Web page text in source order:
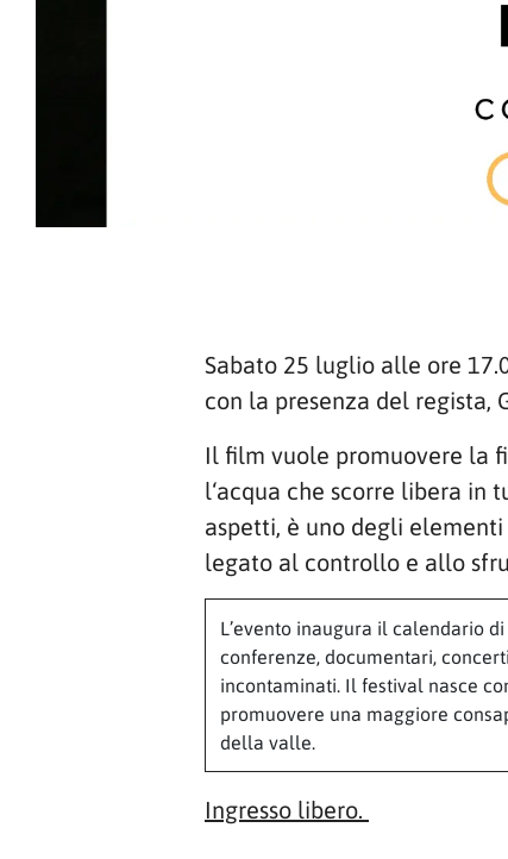
Sabato 25 luglio alle ore
con la presenza del regista,
Il film vuole promuovere la
l‘acqua che scorre libera in
aspetti, è uno degli
legato al controllo e allo
L’evento inaugura il calendario
conferenze, documentari,
incontaminati. Il festival nasce
promuovere una maggiore
della valle.
Ingresso libero.